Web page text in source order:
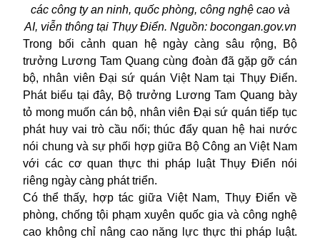
các công ty an ninh, quốc phòng, công nghệ cao và
AI, viễn thông tại Thụy Điển. Nguồn: bocongan.gov.vn
Trong bối cảnh quan hệ ngày càng sâu rộng, Bộ
trưởng Lương Tam Quang cùng đoàn đã gặp gỡ cán
bộ, nhân viên Đại sứ quán Việt Nam tại Thụy Điển.
Phát biểu tại đây, Bộ trưởng Lương Tam Quang bày
tỏ mong muốn cán bộ, nhân viên Đại sứ quán tiếp tục
phát huy vai trò cầu nối; thúc đẩy quan hệ hai nước
nói chung và sự phối hợp giữa Bộ Công an Việt Nam
với các cơ quan thực thi pháp luật Thụy Điển nói
riêng ngày càng phát triển.
Có thể thấy, hợp tác giữa Việt Nam, Thụy Điển về
phòng, chống tội phạm xuyên quốc gia và công nghệ
cao không chỉ nâng cao năng lực thực thi pháp luật.